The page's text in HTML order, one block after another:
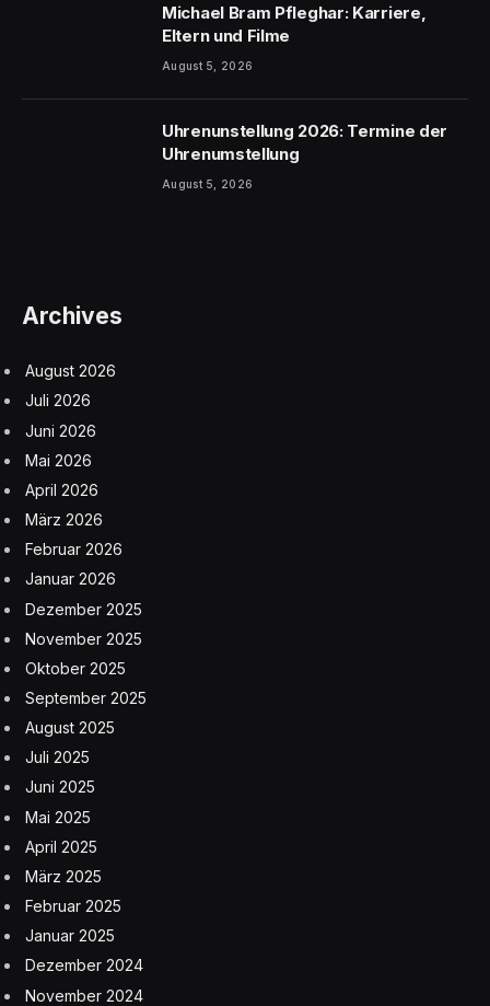
Michael Bram Pfleghar: Karriere,
Eltern und Filme
August 5, 2026
Uhrenunstellung 2026: Termine der
Uhrenumstellung
August 5, 2026
Archives
August 2026
Juli 2026
Juni 2026
Mai 2026
April 2026
März 2026
Februar 2026
Januar 2026
Dezember 2025
November 2025
Oktober 2025
September 2025
August 2025
Juli 2025
Juni 2025
Mai 2025
April 2025
März 2025
Februar 2025
Januar 2025
Dezember 2024
November 2024